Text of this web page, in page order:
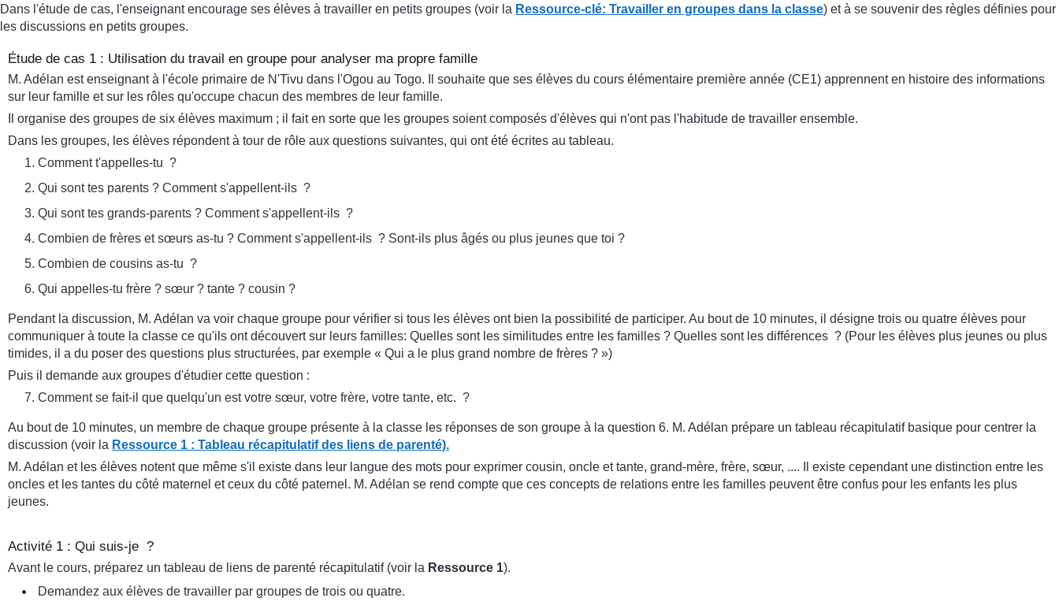
Dans l'étude de cas, l'enseignant encourage ses élèves à travailler en petits groupes (voir la Ressource-clé: Travailler en groupes dans la classe) et à se souvenir des règles définies pour
les discussions en petits groupes.
Étude de cas 1 : Utilisation du travail en groupe pour analyser ma propre famille
M. Adélan est enseignant à l'école primaire de N'Tivu dans l'Ogou au Togo. Il souhaite que ses élèves du cours élémentaire première année (CE1) apprennent en histoire des informations
sur leur famille et sur les rôles qu'occupe chacun des membres de leur famille.
Il organise des groupes de six élèves maximum ; il fait en sorte que les groupes soient composés d'élèves qui n'ont pas l'habitude de travailler ensemble.
Dans les groupes, les élèves répondent à tour de rôle aux questions suivantes, qui ont été écrites au tableau.
Comment t'appelles-tu ?
Qui sont tes parents ? Comment s'appellent-ils ?
Qui sont tes grands-parents ? Comment s'appellent-ils ?
Combien de frères et sœurs as-tu ? Comment s'appellent-ils ? Sont-ils plus âgés ou plus jeunes que toi ?
Combien de cousins as-tu ?
Qui appelles-tu frère ? sœur ? tante ? cousin ?
Pendant la discussion, M. Adélan va voir chaque groupe pour vérifier si tous les élèves ont bien la possibilité de participer. Au bout de 10 minutes, il désigne trois ou quatre élèves pour
communiquer à toute la classe ce qu'ils ont découvert sur leurs familles: Quelles sont les similitudes entre les familles ? Quelles sont les différences ? (Pour les élèves plus jeunes ou plus
timides, il a du poser des questions plus structurées, par exemple « Qui a le plus grand nombre de frères ? »)
Puis il demande aux groupes d'étudier cette question :
Comment se fait-il que quelqu'un est votre sœur, votre frère, votre tante, etc. ?
Au bout de 10 minutes, un membre de chaque groupe présente à la classe les réponses de son groupe à la question 6. M. Adélan prépare un tableau récapitulatif basique pour centrer la
discussion (voir la Ressource 1 : Tableau récapitulatif des liens de parenté).
M. Adélan et les élèves notent que même s'il existe dans leur langue des mots pour exprimer cousin, oncle et tante, grand-mère, frère, sœur, .... Il existe cependant une distinction entre les
oncles et les tantes du côté maternel et ceux du côté paternel. M. Adélan se rend compte que ces concepts de relations entre les familles peuvent être confus pour les enfants les plus
jeunes.
Activité 1 : Qui suis-je ?
Avant le cours, préparez un tableau de liens de parenté récapitulatif (voir la Ressource 1).
Demandez aux élèves de travailler par groupes de trois ou quatre.